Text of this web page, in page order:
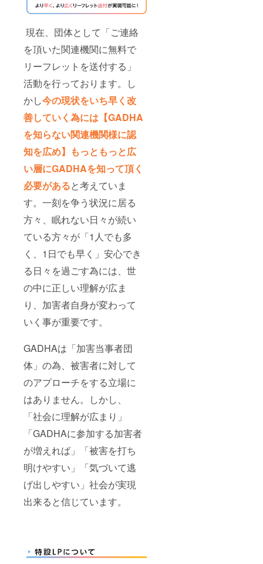
現在、団体として「ご連絡
を頂いた関連機関に無料で
リーフレットを送付する」
活動を行っております。し
かし今の現状をいち早く改
善していく為には【GADHA
を知らない関連機関様に認
知を広め】もっともっと広
い層にGADHAを知って頂く
必要があると考えていま
す。一刻を争う状況に居る
方々、眠れない日々が続い
ている方々が「1人でも多
く、1日でも早く」安心でき
る日々を過ごす為には、世
の中に正しい理解が広ま
り、加害者自身が変わって
いく事が重要です。
GADHAは「加害当事者団
体」の為、被害者に対して
のアプローチをする立場に
はありません。しかし、
「社会に理解が広まり」
「GADHAに参加する加害者
が増えれば」「被害を打ち
明けやすい」「気づいて逃
げ出しやすい」社会が実現
出来ると信じています。